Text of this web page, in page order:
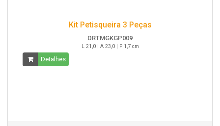
Kit Petisqueira 3 Peças
DRTMGKGP009
L 21,0 | A 23,0 | P 1,7 cm
Detalhes